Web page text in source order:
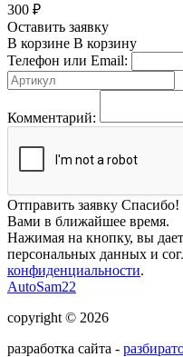
300 ₽
Оставить заявку
В корзине В корзину
Телефон или Email:
Комментарий:
Отправить заявку Спасибо!
Вами в ближайшее время.
Нажимая на кнопку, вы
персональных данных и
конфиденциальности.
AutoSam22
copyright © 2026
разработка сайта -